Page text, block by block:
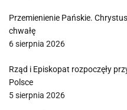
Przemienienie Pańskie.
chwałę
6 sierpnia 2026
Rząd i Episkopat rozpoczęły
Polsce
5 sierpnia 2026